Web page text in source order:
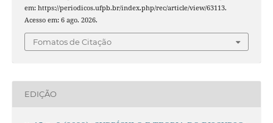
em: https://periodicos.ufpb.br/index.php/rec/article/view/63113.
Acesso em: 6 ago. 2026.
Fomatos de Citação
EDIÇÃO